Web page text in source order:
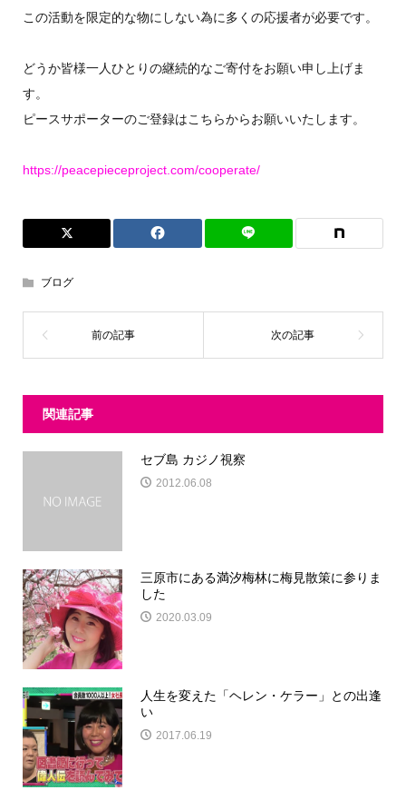
この活動を限定的な物にしない為に多くの応援者が必要です。
どうか皆様一人ひとりの継続的なご寄付をお願い申し上げま
す。
ピースサポーターのご登録はこちらからお願いいたします。
https://peacepieceproject.com/cooperate/
ブログ
関連記事
セブ島 カジノ視察
2012.06.08
三原市にある満汐梅林に梅見散策に参りま
した
2020.03.09
人生を変えた「ヘレン・ケラー」との出逢
い
2017.06.19